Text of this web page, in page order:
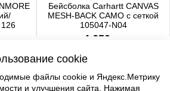
Бейсболка Carhartt CANVAS
MESH-BACK CAMO с сеткой
105047-N04
4 650 р.
cookie
файлы cookie и Яндекс.Метрику
и улучшения сайта. Нажимая